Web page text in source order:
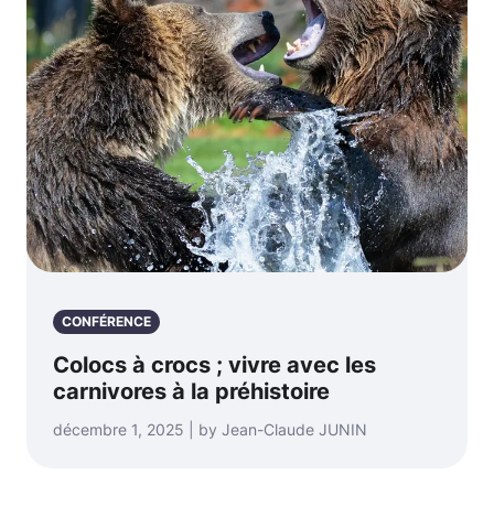
CONFÉRENCE
Colocs à crocs ; vivre avec les
carnivores à la préhistoire
décembre 1, 2025 | by Jean-Claude JUNIN